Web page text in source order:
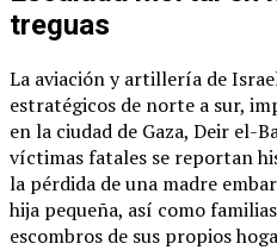
treguas
La aviación y artillería de
estratégicos de norte a sur,
en la ciudad de Gaza, Deir el-
víctimas fatales se reportan
la pérdida de una madre
hija pequeña, así como
escombros de sus propios